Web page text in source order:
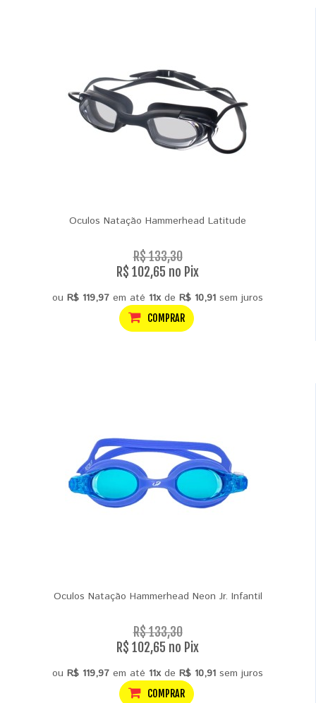
Oculos Natação Hammerhead Latitude
R$ 133,30
R$ 102,65 no Pix
ou R$ 119,97 em até 11xde R$ 10,91 sem juros
COMPRAR
Oculos Natação Hammerhead Neon Jr. Infantil
R$ 133,30
R$ 102,65 no Pix
ou R$ 119,97 em até 11xde R$ 10,91 sem juros
COMPRAR